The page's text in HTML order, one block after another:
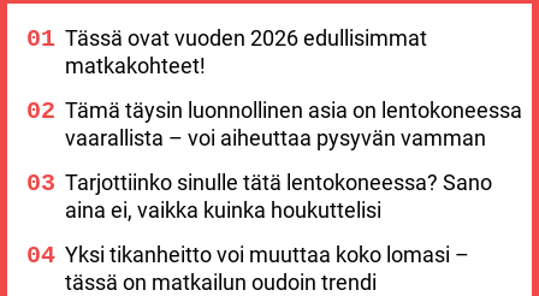
Tässä ovat vuoden 2026 edullisimmat
matkakohteet!
Tämä täysin luonnollinen asia on lentokoneessa
vaarallista – voi aiheuttaa pysyvän vamman
Tarjottiinko sinulle tätä lentokoneessa? Sano
aina ei, vaikka kuinka houkuttelisi
Yksi tikanheitto voi muuttaa koko lomasi –
tässä on matkailun oudoin trendi